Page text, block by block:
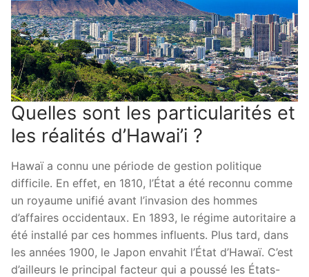
Quelles sont les particularités et
les réalités d’Hawai’i ?
Hawaï a connu une période de gestion politique
difficile. En effet, en 1810, l’État a été reconnu comme
un royaume unifié avant l’invasion des hommes
d’affaires occidentaux. En 1893, le régime autoritaire a
été installé par ces hommes influents. Plus tard, dans
les années 1900, le Japon envahit l’État d’Hawaï. C’est
d’ailleurs le principal facteur qui a poussé les États-